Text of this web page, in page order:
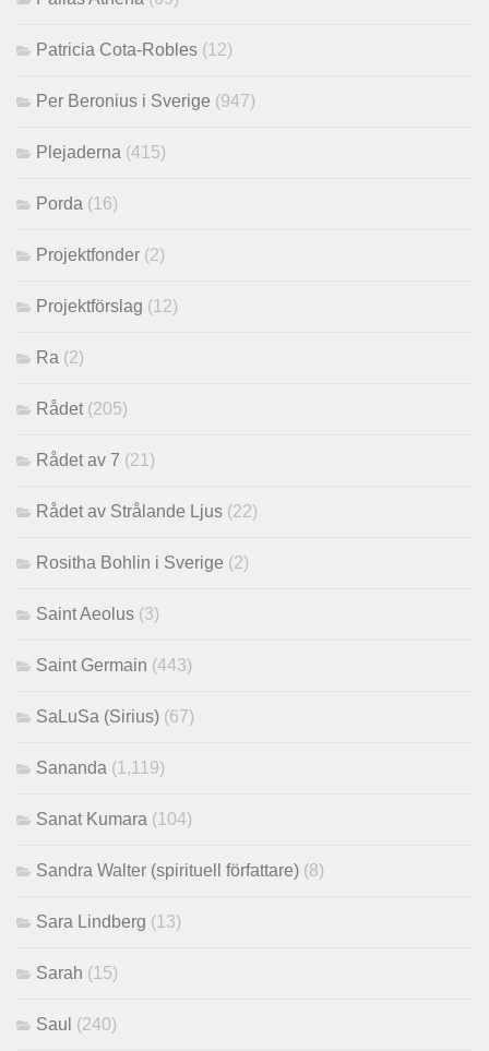
Patricia Cota-Robles (12)
Per Beronius i Sverige (947)
Plejaderna (415)
Porda (16)
Projektfonder (2)
Projektförslag (12)
Ra (2)
Rådet (205)
Rådet av 7 (21)
Rådet av Strålande Ljus (22)
Rositha Bohlin i Sverige (2)
Saint Aeolus (3)
Saint Germain (443)
SaLuSa (Sirius) (67)
Sananda (1,119)
Sanat Kumara (104)
Sandra Walter (spirituell författare) (8)
Sara Lindberg (13)
Sarah (15)
Saul (240)